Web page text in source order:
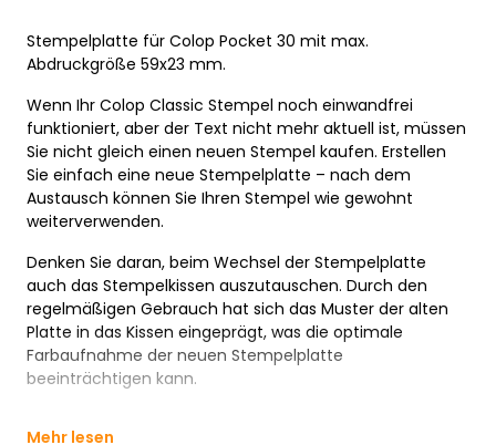
Stempelplatte für Colop Pocket 30 mit max.
Abdruckgröße 59x23 mm.
Wenn Ihr Colop Classic Stempel noch einwandfrei
funktioniert, aber der Text nicht mehr aktuell ist, müssen
Sie nicht gleich einen neuen Stempel kaufen. Erstellen
Sie einfach eine neue Stempelplatte – nach dem
Austausch können Sie Ihren Stempel wie gewohnt
weiterverwenden.
Denken Sie daran, beim Wechsel der Stempelplatte
auch das Stempelkissen auszutauschen. Durch den
regelmäßigen Gebrauch hat sich das Muster der alten
Platte in das Kissen eingeprägt, was die optimale
Farbaufnahme der neuen Stempelplatte
beeinträchtigen kann.
Mehr lesen